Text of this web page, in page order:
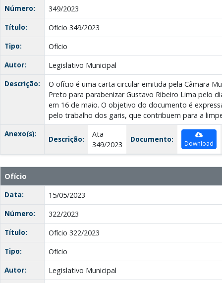
Número:
349/2023
Título:
Ofício 349/2023
Tipo:
Ofício
Autor:
Legislativo Municipal
Descrição:
O ofício é uma carta circular emitida pela Câmara
Preto para parabenizar Gustavo Ribeiro Lima pelo
em 16 de maio. O objetivo do documento é
pelo trabalho dos garis, que contribuem para a
Anexo(s):
Descrição:
Ata
349/2023
Documento: Download
Ofício
Data:
15/05/2023
Número:
322/2023
Título:
Ofício 322/2023
Tipo:
Ofício
Autor:
Legislativo Municipal